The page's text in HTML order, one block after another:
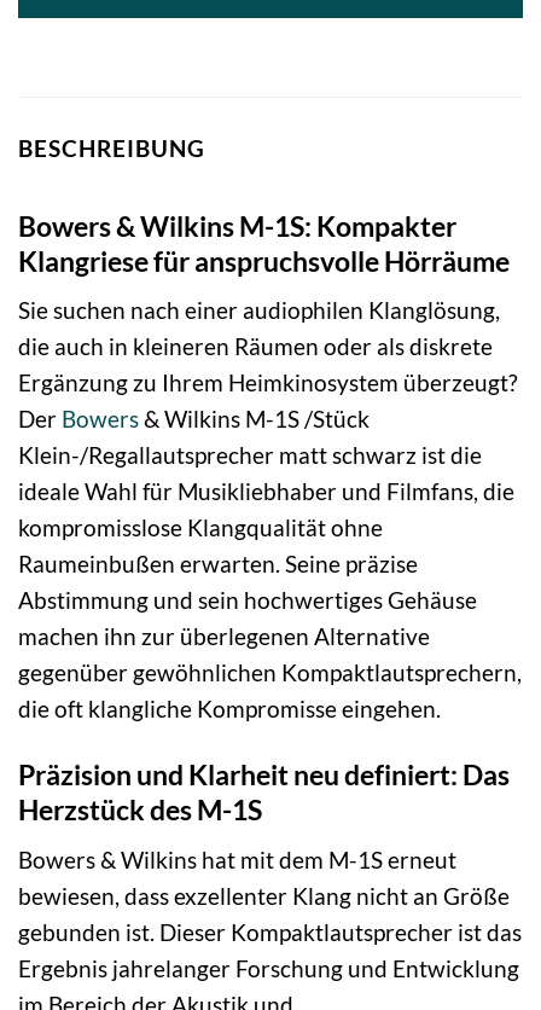
BESCHREIBUNG
Bowers & Wilkins M-1S: Kompakter
Klangriese für anspruchsvolle Hörräume
Sie suchen nach einer audiophilen Klanglösung,
die auch in kleineren Räumen oder als diskrete
Ergänzung zu Ihrem Heimkinosystem überzeugt?
Der Bowers& Wilkins M-1S /Stück
Klein-/Regallautsprecher matt schwarz ist die
ideale Wahl für Musikliebhaber und Filmfans, die
kompromisslose Klangqualität ohne
Raumeinbußen erwarten. Seine präzise
Abstimmung und sein hochwertiges Gehäuse
machen ihn zur überlegenen Alternative
gegenüber gewöhnlichen Kompaktlautsprechern,
die oft klangliche Kompromisse eingehen.
Präzision und Klarheit neu definiert: Das
Herzstück des M-1S
Bowers & Wilkins hat mit dem M-1S erneut
bewiesen, dass exzellenter Klang nicht an Größe
gebunden ist. Dieser Kompaktlautsprecher ist das
Ergebnis jahrelanger Forschung und Entwicklung
im Bereich der Akustik und